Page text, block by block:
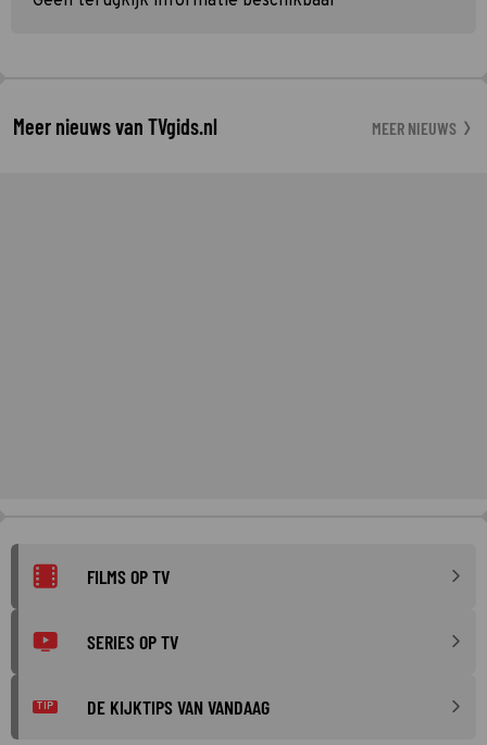
Meer nieuws van TVgids.nl MEER NIEUWS
FILMS OP TV
SERIES OP TV
TIP DE KIJKTIPS VAN VANDAAG